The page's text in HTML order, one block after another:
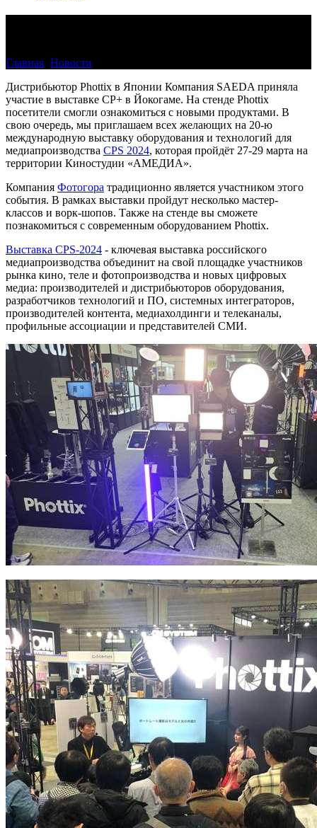
Главная Новости
Дистрибьютор Phottix в Японии Компания SAEDA приняла
участие в выставке CP+ в Йокогаме. На стенде Phottix
посетители смогли ознакомиться с новыми продуктами. В
свою очередь, мы приглашаем всех желающих на 20-ю
международную выставку оборудования и технологий для
медиапроизводства CPS 2024, которая пройдёт 27-29 марта на
территории Киностудии «АМЕДИА».
Компания Фотогора традиционно является участником этого
события. В рамках выставки пройдут несколько мастер-
классов и ворк-шопов. Также на стенде вы сможете
познакомиться с современным оборудованием Phottix.
Выставка CPS-2024 - ключевая выставка российского
медиапроизводства объединит на свой площадке участников
рынка кино, теле и фотопроизводства и новых цифровых
медиа: производителей и дистрибьюторов оборудования,
разработчиков технологий и ПО, системных интеграторов,
производителей контента, медиахолдинги и телеканалы,
профильные ассоциации и представителей СМИ.